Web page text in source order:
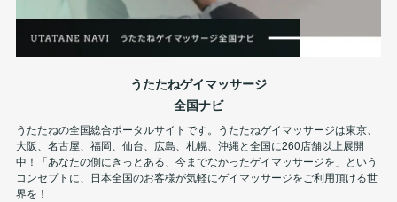
うたたねゲイマッサージ
全国ナビ
うたたねの全国総合ポータルサイトです。うたたねゲイマッサージは東京、
大阪、名古屋、福岡、仙台、広島、札幌、沖縄と全国に260店舗以上展開
中！「あなたの側にきっとある、今までなかったゲイマッサージを」という
コンセプトに、日本全国のお客様が気軽にゲイマッサージをご利用頂ける世
界を！